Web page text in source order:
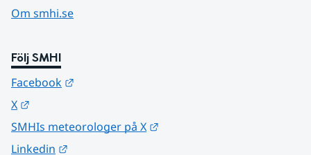
Om smhi.se
Följ SMHI
Facebook
X
SMHIs meteorologer på X
Linkedin